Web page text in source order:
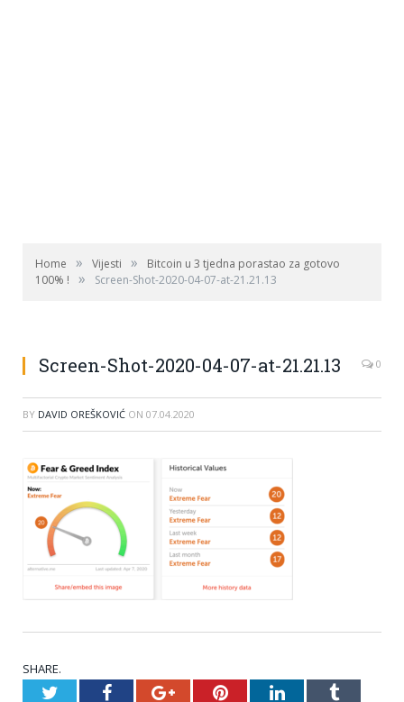
Home » Vijesti »
Bitcoin u 3 tjedna porastao za gotovo
100% !
» Screen-Shot-2020-04-07-at-21.21.13
Screen-Shot-2020-04-07-at-21.21.13 0
BY DAVID OREŠKOVIĆ ON 07.04.2020
SHARE.
TwitterFacebookGoogle+PinterestLinkedInTumblr